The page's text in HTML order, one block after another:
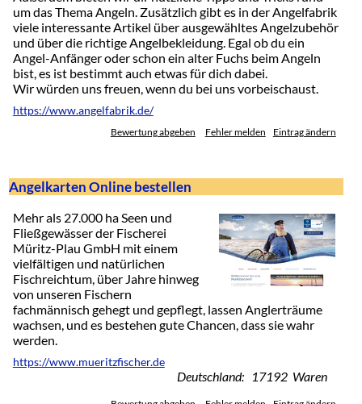
um das Thema Angeln. Zusätzlich gibt es in der Angelfabrik
viele interessante Artikel über ausgewähltes Angelzubehör
und über die richtige Angelbekleidung. Egal ob du ein
Angel-Anfänger oder schon ein alter Fuchs beim Angeln
bist, es ist bestimmt auch etwas für dich dabei.
Wir würden uns freuen, wenn du bei uns vorbeischaust.
https://www.angelfabrik.de/
Bewertung abgeben Fehler melden Eintrag ändern
Angelkarten Online bestellen
Mehr als 27.000 ha Seen und
Fließgewässer der Fischerei
Müritz-Plau GmbH mit einem
vielfältigen und natürlichen
Fischreichtum, über Jahre hinweg
von unseren Fischern
fachmännisch gehegt und gepflegt, lassen Anglerträume
wachsen, und es bestehen gute Chancen, dass sie wahr
werden.
https://www.mueritzfischer.de
Deutschland: 17192 Waren